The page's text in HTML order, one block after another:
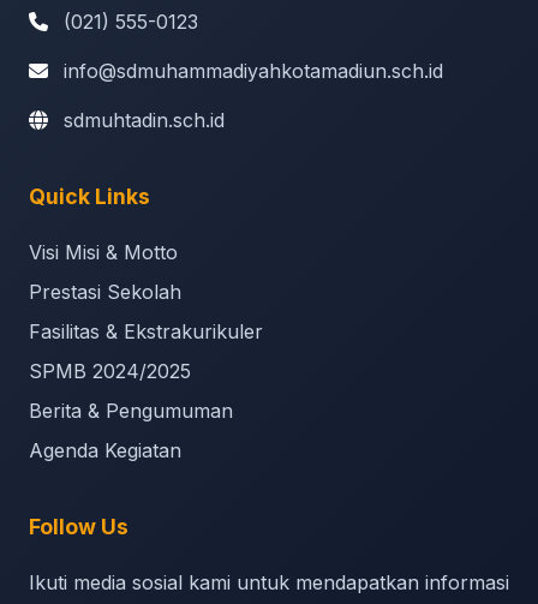
(021) 555-0123
info@sdmuhammadiyahkotamadiun.sch.id
sdmuhtadin.sch.id
Quick Links
Visi Misi & Motto
Prestasi Sekolah
Fasilitas & Ekstrakurikuler
SPMB 2024/2025
Berita & Pengumuman
Agenda Kegiatan
Follow Us
Ikuti media sosial kami untuk mendapatkan informasi